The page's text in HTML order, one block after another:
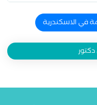
في الاسكندرية